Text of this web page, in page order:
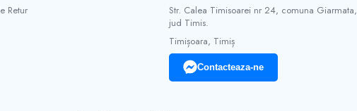
Retur
Str. Calea Timisoarei nr 24, comuna Giarmata,
jud Timis.
Timișoara, Timiș
Contacteaza-ne